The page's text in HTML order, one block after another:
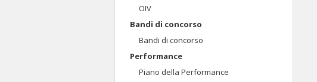
OIV
Bandi di concorso
Bandi di concorso
Performance
Piano della Performance